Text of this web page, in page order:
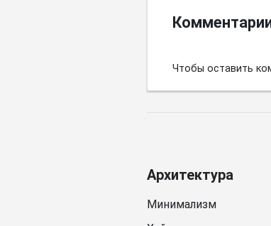
Чтобы оставить
Архитектура
Минимализм